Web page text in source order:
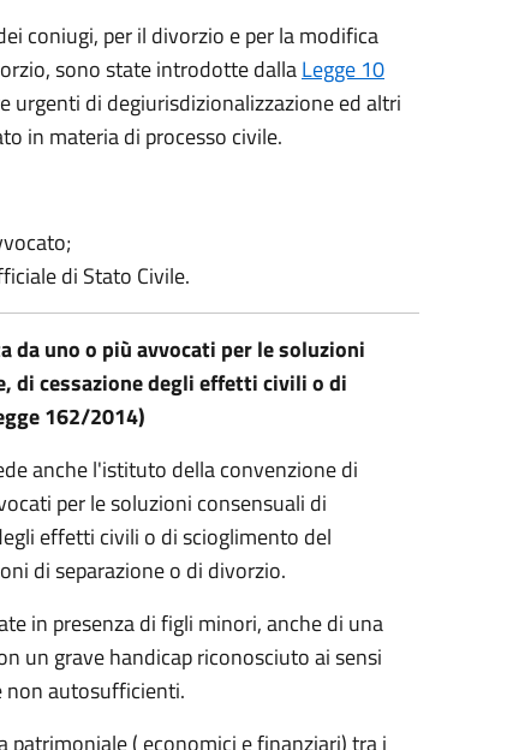
coniugi, per il divorzio e per la modifica
sono state introdotte dallaLegge 10
urgenti di degiurisdizionalizzazione ed altri
in materia di processo civile.
di Stato Civile.
da uno o più avvocati per le soluzioni
di cessazione degli effetti civili o di
162/2014)
anche l'istituto della convenzione di
per le soluzioni consensuali di
effetti civili o di scioglimento del
di separazione o di divorzio.
in presenza di figli minori, anche di una
un grave handicap riconosciuto ai sensi
non autosufficienti.
( economici e finanziari) tra i